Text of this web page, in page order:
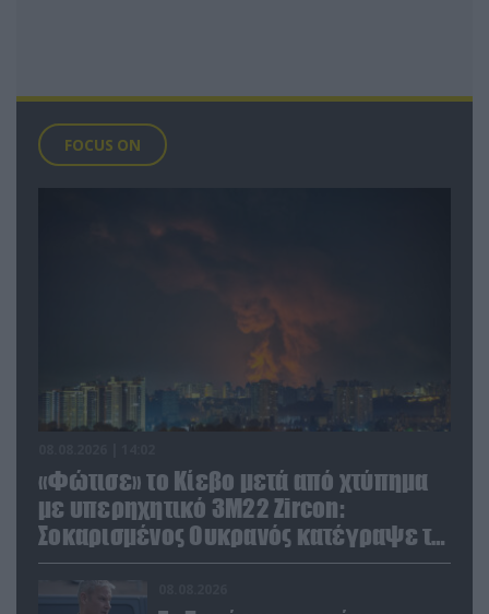
FOCUS ON
«Φώτισε» το Κίεβο μετά από χτύπημα
με υπερηχητικό 3M22 Zircon:
Σοκαρισμένος Ουκρανός κατέγραψε τη
στιγμή (βίντεο)